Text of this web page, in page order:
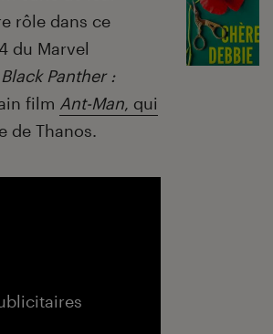
rôle dans ce
du Marvel
Black Panther :
film Ant-Man, qui
de Thanos.